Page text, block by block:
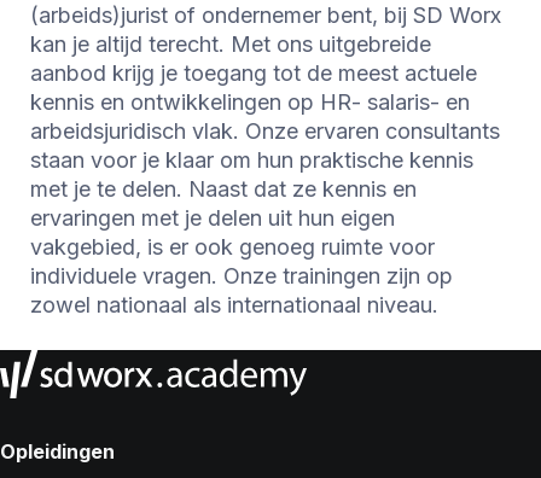
(arbeids)jurist of ondernemer bent, bij SD Worx
kan je altijd terecht. Met ons uitgebreide
aanbod krijg je toegang tot de meest actuele
kennis en ontwikkelingen op HR- salaris- en
arbeidsjuridisch vlak. Onze ervaren consultants
staan voor je klaar om hun praktische kennis
met je te delen. Naast dat ze kennis en
ervaringen met je delen uit hun eigen
vakgebied, is er ook genoeg ruimte voor
individuele vragen. Onze trainingen zijn op
zowel nationaal als internationaal niveau.
Opleidingen